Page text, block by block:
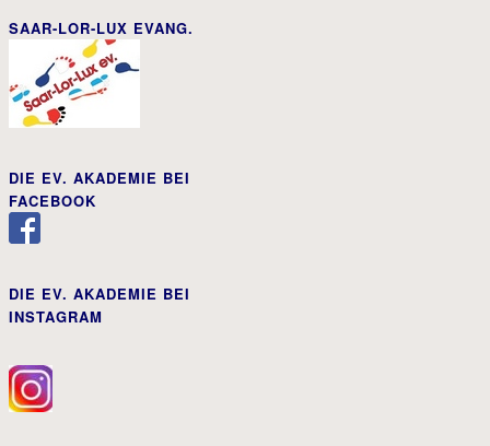
SAAR-LOR-LUX EVANG.
DIE EV. AKADEMIE BEI
FACEBOOK
DIE EV. AKADEMIE BEI
INSTAGRAM